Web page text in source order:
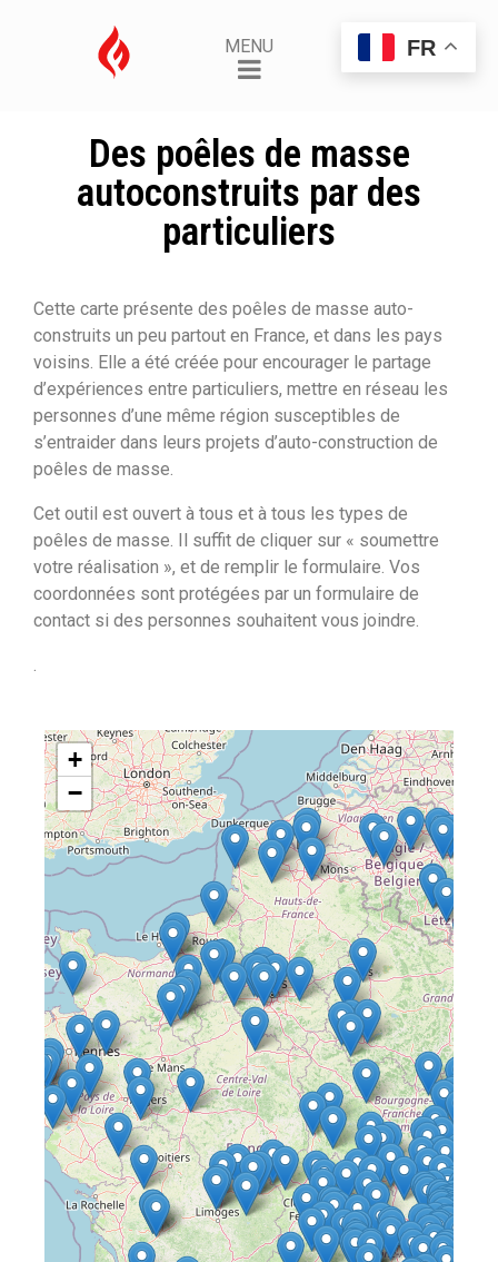
MENU
Des poêles de masse
autoconstruits par des
particuliers
Cette carte présente des poêles de masse auto-
construits un peu partout en France, et dans les pays
voisins. Elle a été créée pour encourager le partage
d’expériences entre particuliers, mettre en réseau les
personnes d’une même région susceptibles de
s’entraider dans leurs projets d’auto-construction de
poêles de masse.
Cet outil est ouvert à tous et à tous les types de
poêles de masse. Il suffit de cliquer sur « soumettre
votre réalisation », et de remplir le formulaire. Vos
coordonnées sont protégées par un formulaire de
contact si des personnes souhaitent vous joindre.
.
+
−
FR